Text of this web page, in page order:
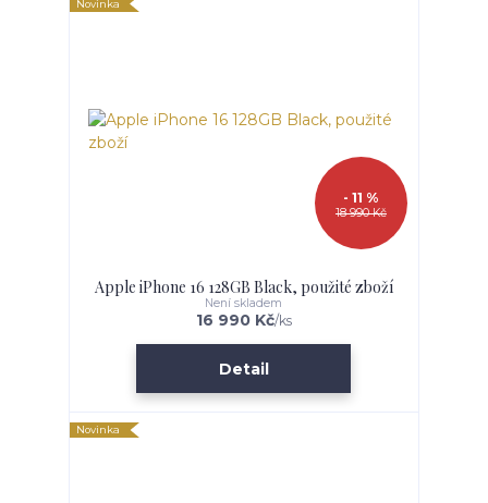
Novinka
18 990 Kč
- 11 %
Apple iPhone 16 128GB Black, použité zboží
16 990 Kč/ks
Není skladem
Detail
Novinka